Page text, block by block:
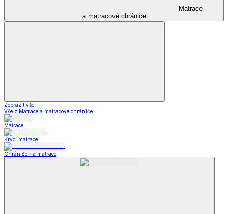
Matrace
a matracové chrániče
Zobrazit vše
Vše z Matrace a matracové chrániče
Matrace
Krycí matrace
Chrániče na matrace